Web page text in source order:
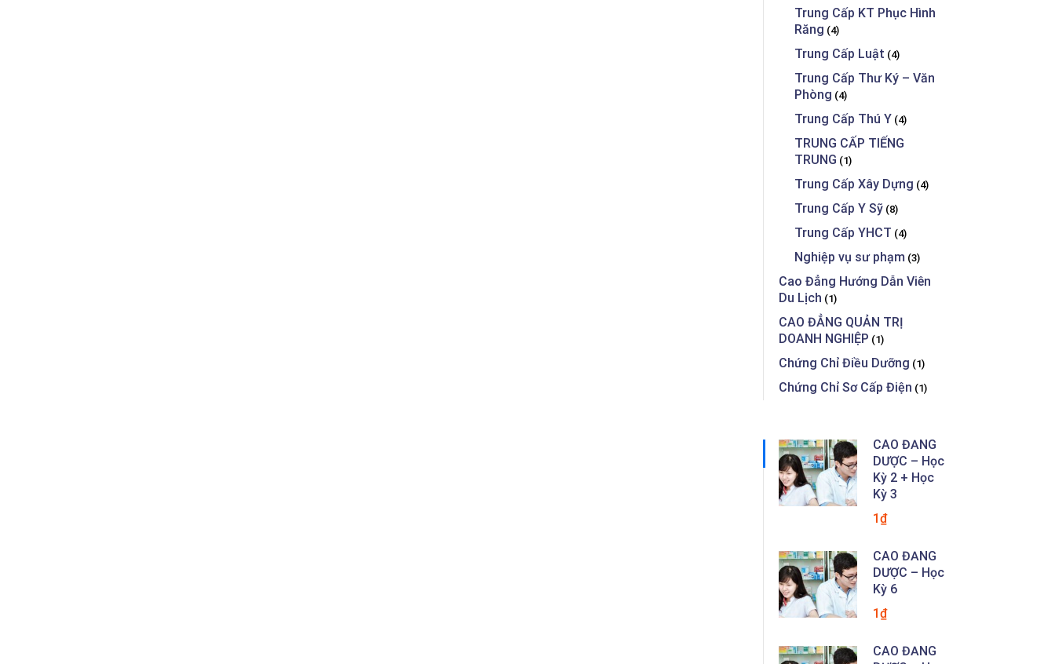
Trung Cấp KT Phục Hình
Răng (4)
Trung Cấp Luật (4)
Trung Cấp Thư Ký – Văn
Phòng (4)
Trung Cấp Thú Y (4)
TRUNG CẤP TIẾNG
TRUNG (1)
Trung Cấp Xây Dựng (4)
Trung Cấp Y Sỹ (8)
Trung Cấp YHCT (4)
Nghiệp vụ sư phạm (3)
Cao Đẳng Hướng Dẫn Viên
Du Lịch (1)
CAO ĐẲNG QUẢN TRỊ
DOANH NGHIỆP (1)
Chứng Chỉ Điều Dưỡng (1)
Chứng Chỉ Sơ Cấp Điện (1)
CAO ĐẲNG
DƯỢC – Học
Kỳ 2 + Học
Kỳ 3
1₫
CAO ĐẲNG
DƯỢC – Học
Kỳ 6
1₫
CAO ĐẲNG